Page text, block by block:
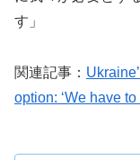
す」
関連記事：
option: ‘We have